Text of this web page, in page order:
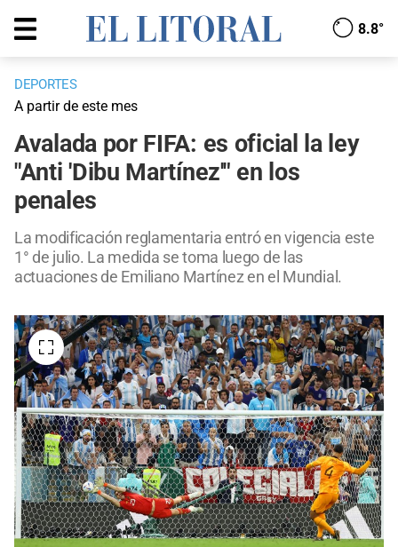
8.8°
DEPORTES
A partir de este mes
Avalada por FIFA: es oficial la ley
"Anti 'Dibu Martínez'" en los
penales
La modificación reglamentaria entró en vigencia este
1° de julio. La medida se toma luego de las
actuaciones de Emiliano Martínez en el Mundial.